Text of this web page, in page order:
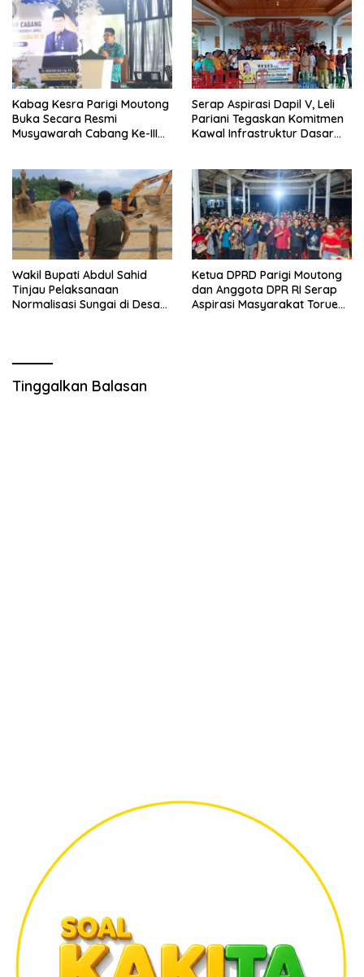
Kabag Kesra Parigi Moutong
Buka Secara Resmi
Musyawarah Cabang Ke-III
Serap Aspirasi Dapil V, Leli
Pariani Tegaskan Komitmen
Kawal Infrastruktur Dasar
Wakil Bupati Abdul Sahid
Tinjau Pelaksanaan
Normalisasi Sungai di Desa
Ketua DPRD Parigi Moutong
dan Anggota DPR RI Serap
Aspirasi Masyarakat Torue
Tinggalkan Balasan